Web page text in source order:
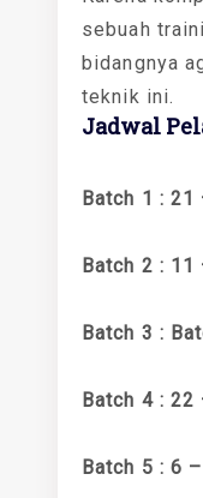
sebuah
bidangnya
teknik ini.
Jadwal
Batch 1 :
Batch 2 :
Batch 3 :
Batch 4 :
Batch 5 : 6